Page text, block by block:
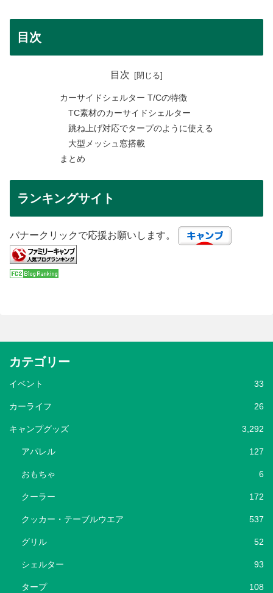
目次
目次
カーサイドシェルター T/Cの特徴
TC素材のカーサイドシェルター
跳ね上げ対応でタープのように使える
大型メッシュ窓搭載
まとめ
ランキングサイト
バナークリックで応援お願いします。
カテゴリー
イベント 33
カーライフ 26
キャンプグッズ 3,292
アパレル 127
おもちゃ 6
クーラー 172
クッカー・テーブルウエア 537
グリル 52
シェルター 93
タープ 108